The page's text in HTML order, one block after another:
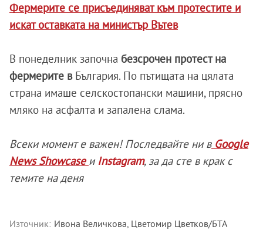
Фермерите се присъединяват към протестите и
искат оставката на министър Вътев
В понеделник започна безсрочен протест на
фермерите вБългария. По пътищата на цялата
страна имаше селскостопански машини, прясно
мляко на асфалта и запалена слама.
Всеки момент е важен! Последвайте ни вGoogle
News Showcaseи Instagram, за да сте в крак с
темите на деня
Източник: Ивона Величкова, Цветомир Цветков/БТА